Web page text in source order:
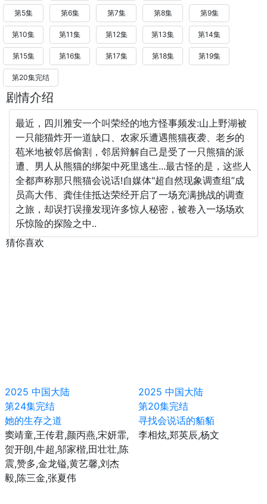
第5集 第6集 第7集 第8集 第9集
第10集 第11集 第12集 第13集 第14集
第15集 第16集 第17集 第18集 第19集
第20集完结
剧情介绍
最近，四川雅安一个叫荣经的地方怪事频发:山上野湖被
一只能猫炸开一道缺口、农家乐遭遇熊猫夜袭、老乡的
苞米地被邻居偷割，邻居辩解自己是受了一只熊猫的派
遭、男人从熊猫的绑架中死里逃生...最古怪的是，这些人
全都声称那只熊猫会说话!自媒体"超自然现象调查组”成
员高大伟、龚佳佳抵达荣经开启了一场充满挑战的调查
之旅，却误打误撞发现许多惊人秘密，被卷入一场场欢
乐惊险的探险之中..
猜你喜欢
2025 中国大陆
第24集完结
她的生存之道
窦靖童,王传君,颜丙燕,宋妍霏,
贺开朗,牛超,邬家楷,田壮壮,陈
震,赞多,金龙镒,黄艺馨,刘杰
毅,陈三金,张夏伟
2025 中国大陆
第20集完结
寻找会说话的貊貊
李相炫,郑英辰,杨文